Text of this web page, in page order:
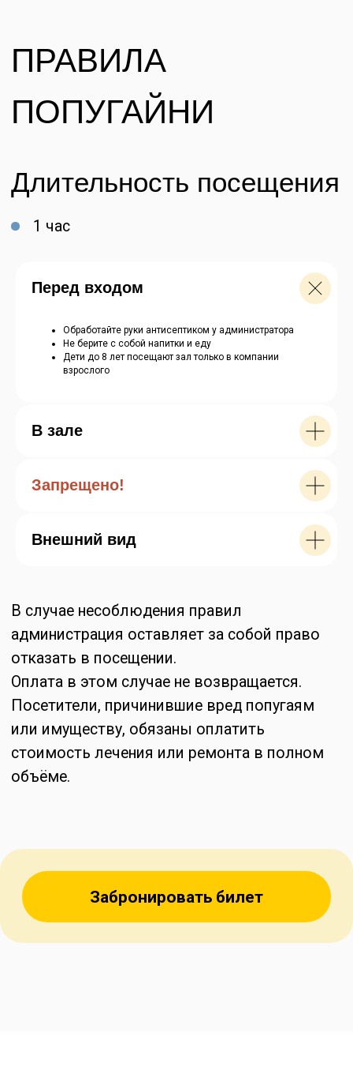
Перед входом
Обработайте руки антисептиком у администратора
Не берите с собой напитки и еду
Дети до 8 лет посещают зал только в компании
взрослого
В зале
Запрещено!
Внешний вид
Забронировать билет
СТАТЬИ
КОНТАКТЫ